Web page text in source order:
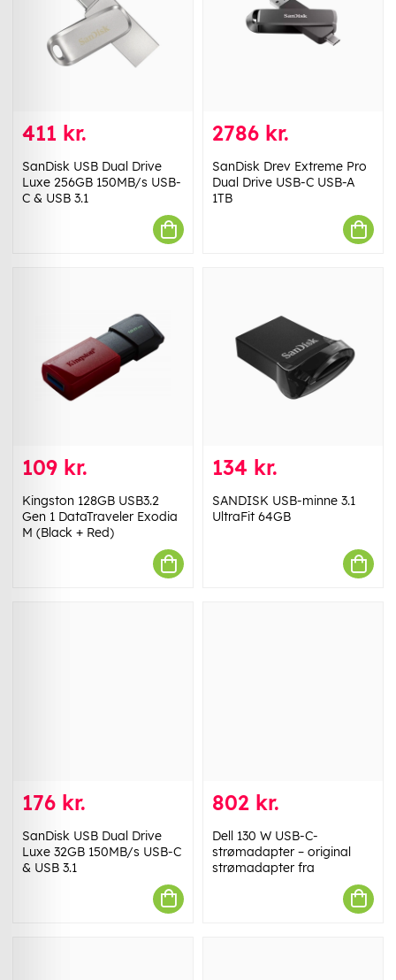
411 kr.
SanDisk USB Dual Drive
Luxe 256GB 150MB/s USB-
C & USB 3.1
2786 kr.
SanDisk Drev Extreme Pro
Dual Drive USB-C USB-A
1TB
109 kr.
Kingston 128GB USB3.2
Gen 1 DataTraveler Exodia
M (Black + Red)
134 kr.
SANDISK USB-minne 3.1
UltraFit 64GB
176 kr.
SanDisk USB Dual Drive
Luxe 32GB 150MB/s USB-C
& USB 3.1
802 kr.
Dell 130 W USB-C-
strømadapter – original
strømadapter fra